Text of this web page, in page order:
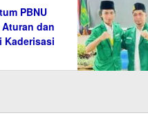
PBNU
dan
Kaderisasi